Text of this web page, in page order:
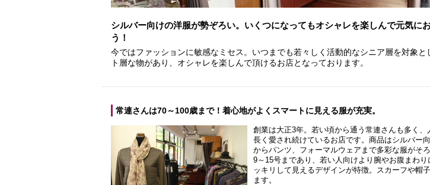
シルバー向けの洋服が勢ぞろい。いくつになってもオシャレを楽しんで元気に
う！
今ではファッションに敏感なミセス。いつまでも若々しく活動的なシニア層を対象と
ト層な物があり、オシャレを楽しんで頂けるお店となっております。
常連さんは70～100歳まで！着心地がよくスマートに見える服が充実。
創業は大正3年。若い頃から通う常連さんも多く、
長く愛され続けているお店です。商品はシルバー
からパンツ、フォーマルウェアまで多彩な服がそ
9～15号まであり、若い人向けより腕やお腹まわ
ッキリして見えるデザインが特徴。スカーフや帽
ます。